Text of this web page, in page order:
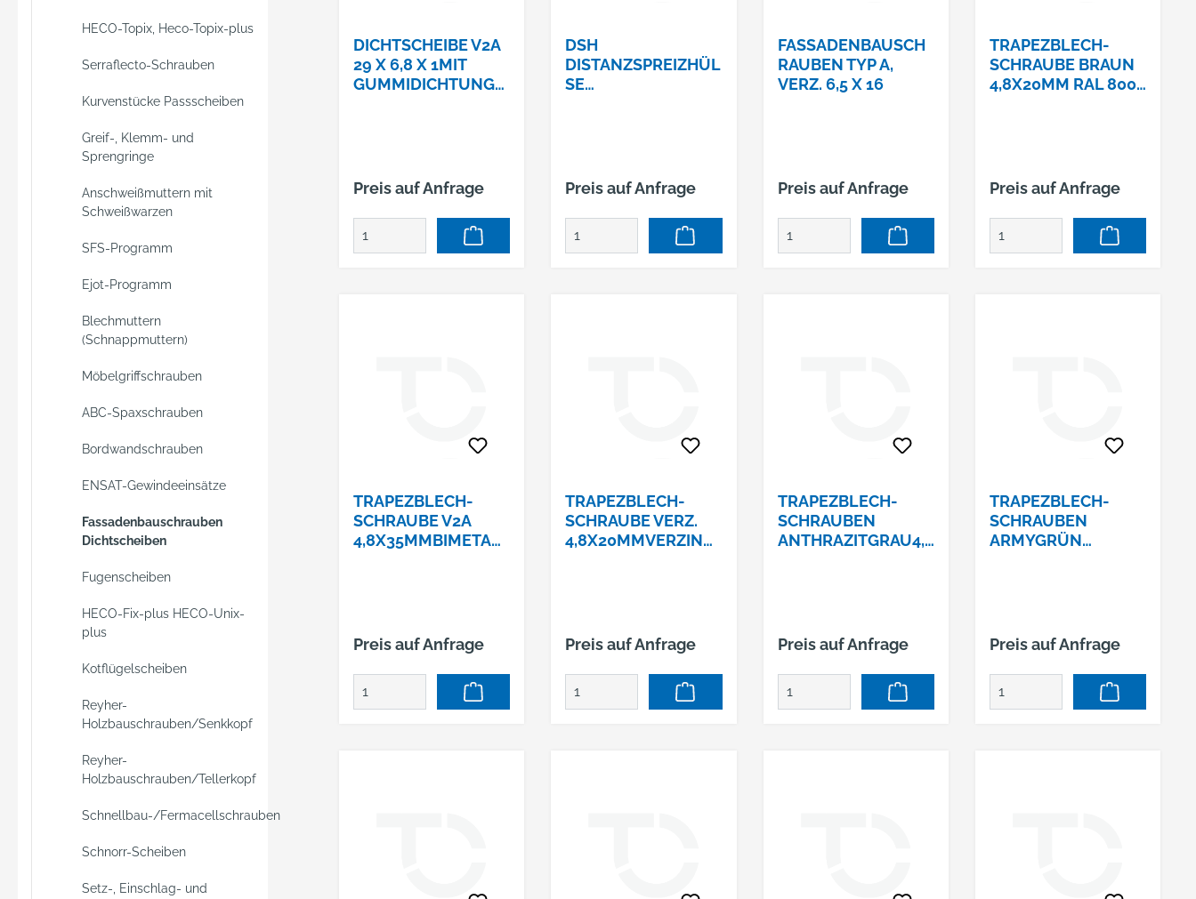
HECO-Topix, Heco-Topix-plus
Serraflecto-Schrauben
Kurvenstücke Passscheiben
Greif-, Klemm- und
Sprengringe
Anschweißmuttern mit
Schweißwarzen
SFS-Programm
Ejot-Programm
Blechmuttern
(Schnappmuttern)
Möbelgriffschrauben
ABC-Spaxschrauben
Bordwandschrauben
ENSAT-Gewindeeinsätze
Fassadenbauschrauben
Dichtscheiben
Fugenscheiben
HECO-Fix-plus HECO-Unix-
plus
Kotflügelscheiben
Reyher-
Holzbauschrauben/Senkkopf
Reyher-
Holzbauschrauben/Tellerkopf
Schnellbau-/Fermacellschrauben
Schnorr-Scheiben
Setz-, Einschlag- und
DICHTSCHEIBE V2A
29 X 6,8 X 1MIT
GUMMIDICHTUNGS
Preis auf Anfrage
DSH
DISTANZSPREIZHÜL
SE
Preis auf Anfrage
FASSADENBAUSCH
RAUBEN TYP A,
VERZ. 6,5 X 16
Preis auf Anfrage
TRAPEZBLECH-
SCHRAUBE BRAUN
4,8X20MM RAL 8004
Preis auf Anfrage
TRAPEZBLECH-
SCHRAUBE V2A
4,8X35MMBIMETAL
Preis auf Anfrage
TRAPEZBLECH-
SCHRAUBE VERZ.
4,8X20MMVERZINK
Preis auf Anfrage
TRAPEZBLECH-
SCHRAUBEN
ANTHRAZITGRAU4,8
Preis auf Anfrage
TRAPEZBLECH-
SCHRAUBEN
ARMYGRÜN
Preis auf Anfrage